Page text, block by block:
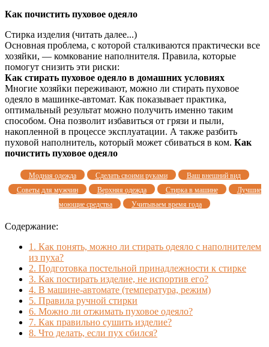
Как почистить пуховое одеяло
Стирка изделия (читать далее...)
Основная проблема, с которой сталкиваются практически все
хозяйки, — комкование наполнителя. Правила, которые
помогут снизить эти риски:
Как стирать пуховое одеяло в домашних условиях
Многие хозяйки переживают, можно ли стирать пуховое
одеяло в машинке-автомат. Как показывает практика,
оптимальный результат можно получить именно таким
способом. Она позволит избавиться от грязи и пыли,
накопленной в процессе эксплуатации. А также разбить
пуховой наполнитель, который может сбиваться в ком. Как
почистить пуховое одеяло
Модная одежда Сделать своими руками
Ваш внешний вид
Советы для мужчин
Верхняя одежда Стирка в машине
Лучшие
моющие средства
Учитываем время года
Содержание:
1. Как понять, можно ли стирать одеяло с наполнителем
из пуха?
2. Подготовка постельной принадлежности к стирке
3. Как постирать изделие, не испортив его?
4. В машине-автомате (температура, режим)
5. Правила ручной стирки
6. Можно ли отжимать пуховое одеяло?
7. Как правильно сушить изделие?
8. Что делать, если пух сбился?